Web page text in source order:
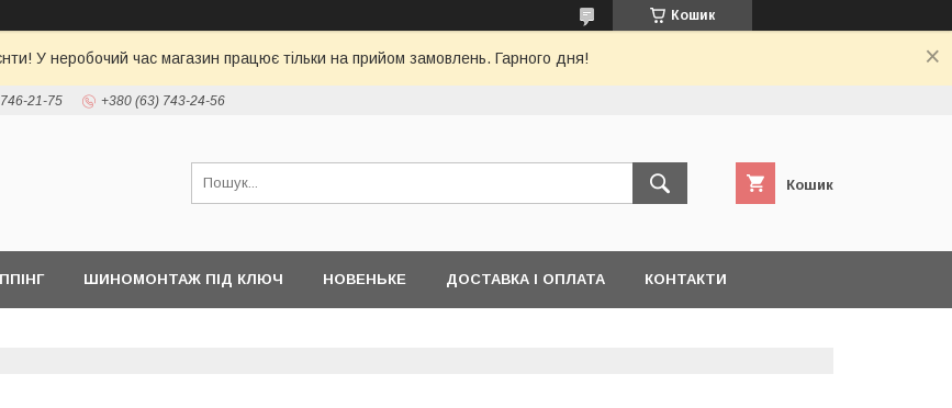
Кошик
У неробочий час магазин працює тільки на прийом замовлень. Гарного дня!
21-75 +380 (63) 743-24-56
Кошик
ШИНОМОНТАЖ ПІД КЛЮЧ НОВЕНЬКЕ ДОСТАВКА І ОПЛАТА КОНТАКТИ